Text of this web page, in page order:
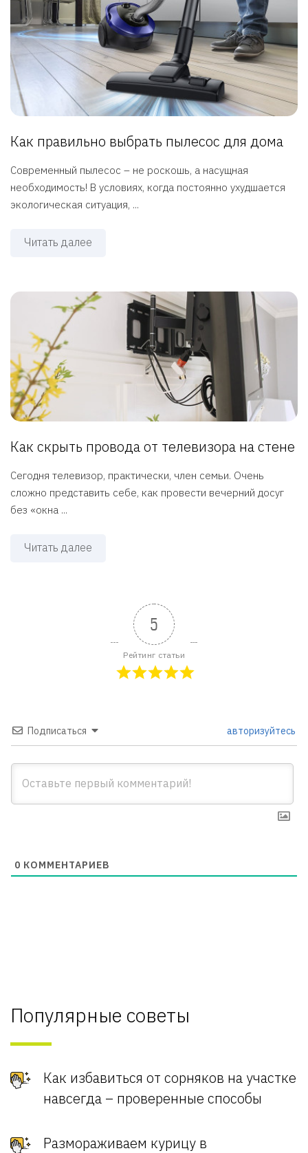
Как правильно выбрать пылесос для дома
Современный пылесос – не роскошь, а насущная
необходимость! В условиях, когда постоянно ухудшается
экологическая ситуация, ...
Читать далее
Как скрыть провода от телевизора на стене
Сегодня телевизор, практически, член семьи. Очень
сложно представить себе, как провести вечерний досуг
без «окна ...
Читать далее
5
Рейтинг статьи
Подписаться авторизуйтесь
0 КОММЕНТАРИЕВ
Популярные советы
Как избавиться от сорняков на участке
навсегда – проверенные способы
Размораживаем курицу в